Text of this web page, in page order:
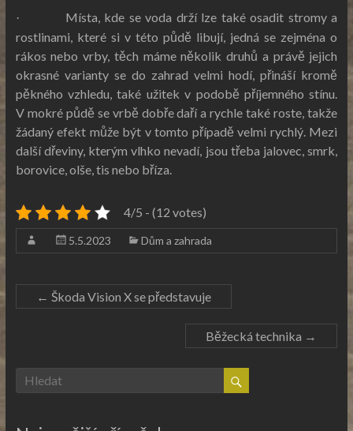
·
Místa, kde se voda drží lze také osadit stromy a
rostlinami, které si v této půdě libují, jedná se zejména o
rákos nebo vrby, těch máme několik druhů a právě jejich
okrasné varianty se do zahrad velmi hodí, přináší kromě
pěkného vzhledu, také užitek v podobě příjemného stínu.
V mokré půdě se vrbě dobře daří a rychle také roste, takže
žádaný efekt může být v tomto případě velmi rychlý. Mezi
další dřeviny, kterým vlhko nevadí, jsou třeba jalovec, smrk,
borovice, olše, tis nebo bříza.
4/5 - (12 votes)
5.5.2023 Dům a zahrada
← Škoda Vision X se představuje
Běžecká technika →